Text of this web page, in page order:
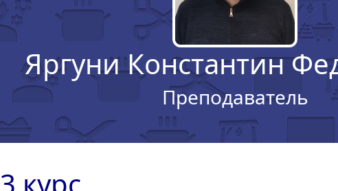
Яргуни Константин
Преподаватель